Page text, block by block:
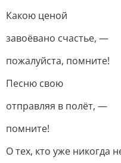
Какою ценой
завоёвано счастье, —
пожалуйста, помните!
Песню свою
отправляя в полёт, —
помните!
О тех, кто уже никогда